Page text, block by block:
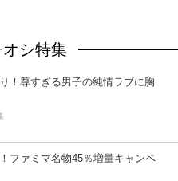
シ特集
！尊すぎる男子の純情ラブに胸
ファミマ名物45％増量キャンペ